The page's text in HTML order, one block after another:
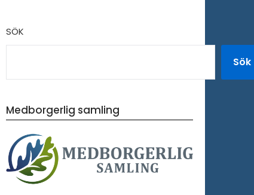
SÖK
Sök
Medborgerlig samling